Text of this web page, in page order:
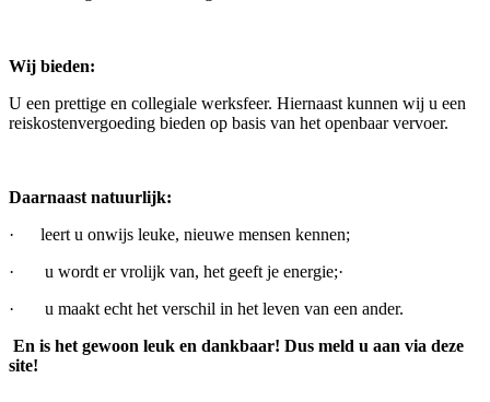
Wij bieden:
U een prettige en collegiale werksfeer. Hiernaast kunnen wij u een
reiskostenvergoeding bieden op basis van het openbaar vervoer.
Daarnaast natuurlijk:
· leert u onwijs leuke, nieuwe mensen kennen;
· u wordt er vrolijk van, het geeft je energie;·
· u maakt echt het verschil in het leven van een ander.
En is het gewoon leuk en dankbaar! Dus meld u aan via deze
site!